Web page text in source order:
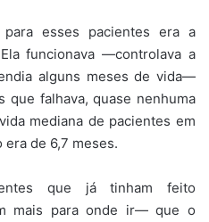
esses pacientes era a
funcionava —controlava a
alguns meses de vida—
que falhava, quase nenhuma
mediana de pacientes em
de 6,7 meses.
que já tinham feito
mais para onde ir— que o